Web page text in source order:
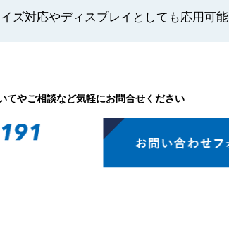
ズ対応やディスプレイとしても応用可
てやご相談など気軽にお問合せください